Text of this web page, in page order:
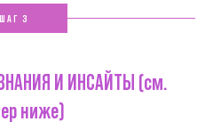
ШАГ 3
И ИНСАЙТЫ (см.
ниже)